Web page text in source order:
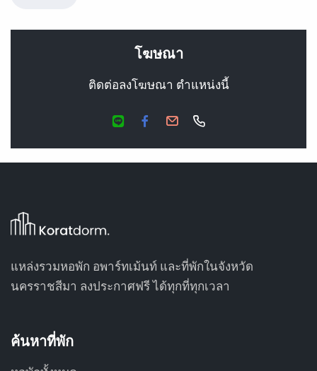
โฆษณา
ติดต่อลงโฆษณา ตำแหน่งนี้
แหล่งรวมหอพัก อพาร์ทเม้นท์ และที่พักในจังหวัด
นครราชสีมา ลงประกาศฟรี ได้ทุกที่ทุกเวลา
ค้นหาที่พัก